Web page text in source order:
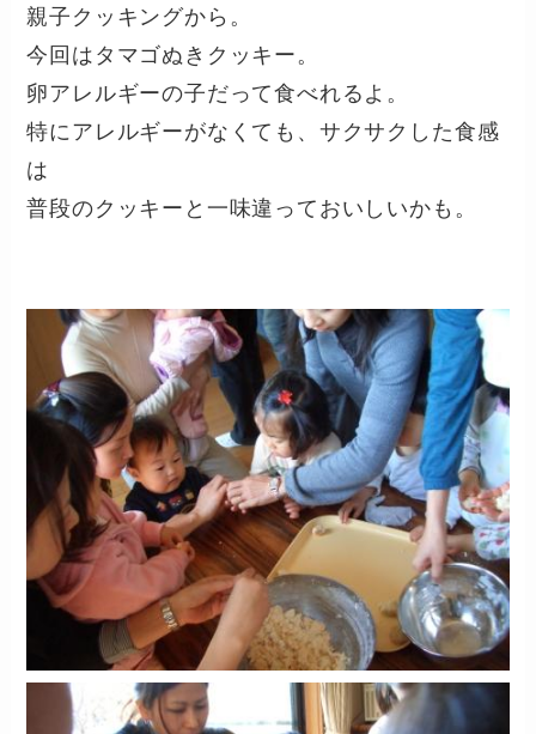
親子クッキングから。
今回はタマゴぬきクッキー。
卵アレルギーの子だって食べれるよ。
特にアレルギーがなくても、サクサクした食感
は
普段のクッキーと一味違っておいしいかも。